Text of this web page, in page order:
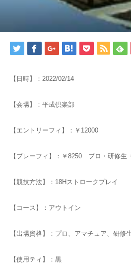
【日時】：2022/02/14
【会場】：平成倶楽部
【エントリーフィ】：￥12000
【プレーフィ】：￥8250 プロ・研修
【競技方法】：18Hストロークプレイ
【コース】：アウトイン
【出場資格】：プロ、アマチュア、研修
【使用ティ】：黒